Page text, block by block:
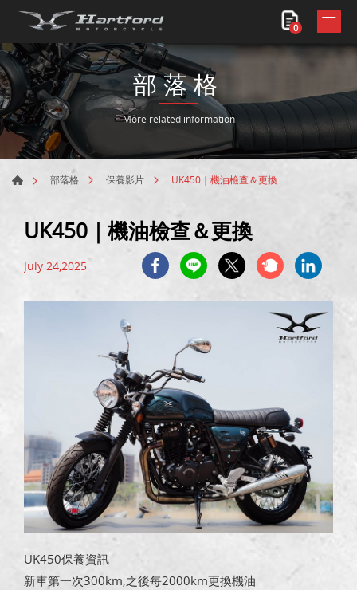
0
部落格
More related information
部落格 保養影片 UK450｜機油檢查＆更換
UK450｜機油檢查＆更換
July 24,2025
UK450保養資訊
新車第一次300km,之後每2000km更換機油